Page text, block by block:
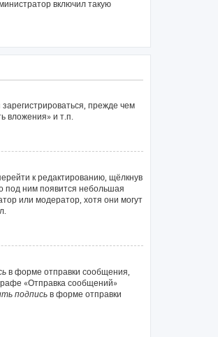
включил такую
прежде чем
вложения» и т.п.
к редактированию, щёлкнув
под ним появится небольшая
или модератор, хотя они могут
в форме отправки сообщения,
«Отправка сообщений»
подпись в форме отправки